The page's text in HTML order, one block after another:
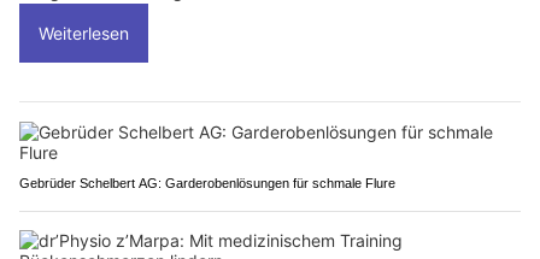
Weiterlesen
Gebrüder Schelbert AG: Garderobenlösungen für schmale Flure